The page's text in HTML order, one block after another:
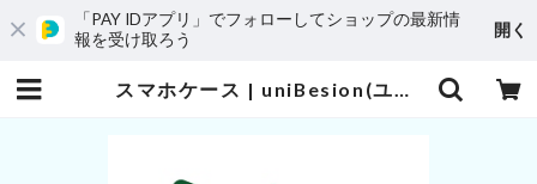
「PAY IDアプリ」でフォローしてショップの最新情
報を受け取ろう
開く
スマホケース | uniBesion(ユニビジョン)